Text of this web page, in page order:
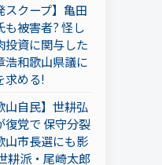
スクープ】亀田
も被害者? 怪し
投資に関与した
浩和歌山県議に
求める!
山自民】世耕弘
復党で 保守分裂
山市長選にも影
耕派・尾崎太郎